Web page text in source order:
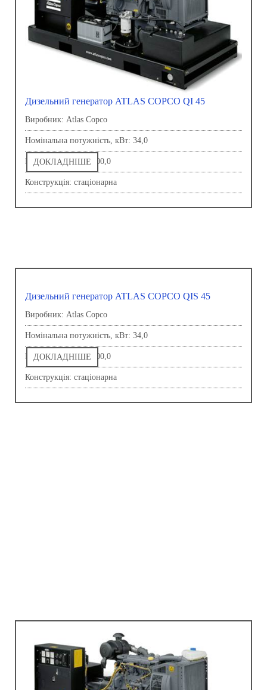
Дизельний генератор ATLAS COPCO QI 45
Виробник: Atlas Copco
Номінальна потужність, кВт: 34,0
Напруга, В: 230,0-400,0
Конструкція: стаціонарна
ДОКЛАДНІШЕ
Дизельний генератор ATLAS COPCO QIS 45
Виробник: Atlas Copco
Номінальна потужність, кВт: 34,0
Напруга, В: 230,0-400,0
Конструкція: стаціонарна
ДОКЛАДНІШЕ